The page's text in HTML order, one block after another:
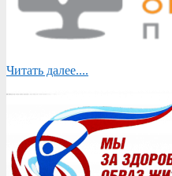
Читать далее....